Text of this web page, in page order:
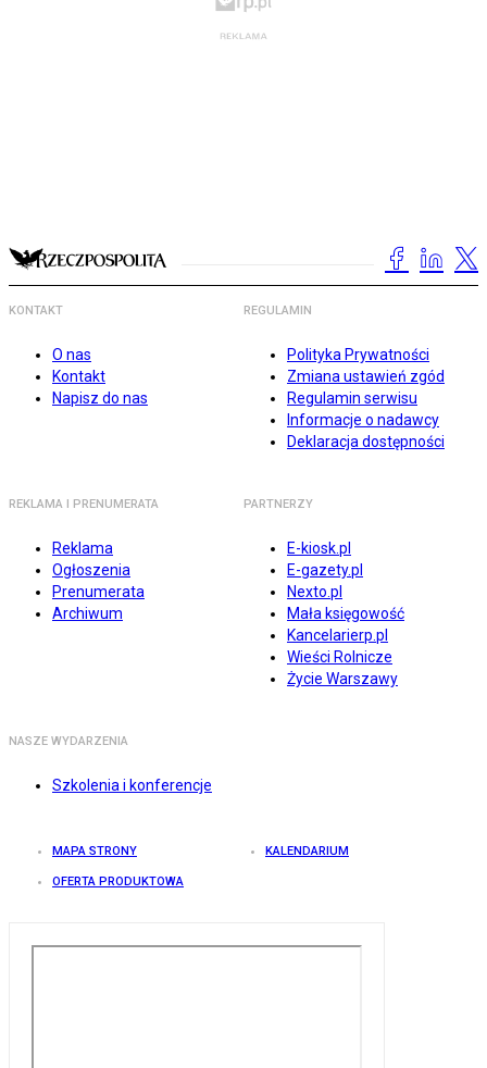
KONTAKT
O nas
Kontakt
Napisz do nas
REGULAMIN
Polityka Prywatności
Zmiana ustawień zgód
Regulamin serwisu
Informacje o nadawcy
Deklaracja dostępności
REKLAMA I PRENUMERATA
Reklama
Ogłoszenia
Prenumerata
Archiwum
PARTNERZY
E-kiosk.pl
E-gazety.pl
Nexto.pl
Mała księgowość
Kancelarierp.pl
Wieści Rolnicze
Życie Warszawy
NASZE WYDARZENIA
Szkolenia i konferencje
MAPA STRONY KALENDARIUM
OFERTA PRODUKTOWA